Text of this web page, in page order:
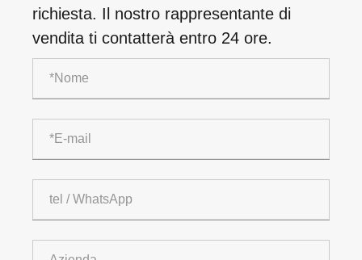
richiesta. Il nostro rappresentante di
vendita ti contatterà entro 24 ore.